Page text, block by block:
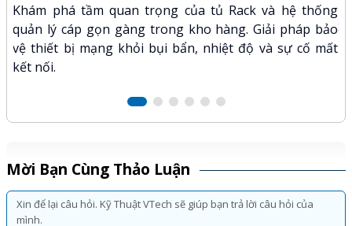
Khám phá tầm quan trọng của tủ Rack và hệ thống
quản lý cáp gọn gàng trong kho hàng. Giải pháp bảo
vệ thiết bị mạng khỏi bụi bẩn, nhiệt độ và sự cố mất
kết nối.
Mời Bạn Cùng Thảo Luận